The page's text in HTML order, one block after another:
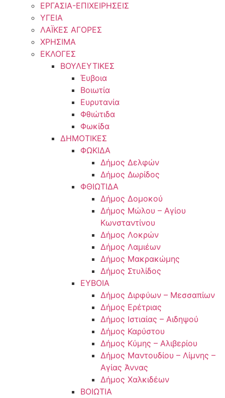
ΕΡΓΑΣΙΑ-ΕΠΙΧΕΙΡΗΣΕΙΣ
ΥΓΕΙΑ
ΛΑΪΚΕΣ ΑΓΟΡΕΣ
ΧΡΗΣΙΜΑ
ΕΚΛΟΓΕΣ
ΒΟΥΛΕΥΤΙΚΕΣ
Έυβοια
Βοιωτία
Ευρυτανία
Φθιώτιδα
Φωκίδα
ΔΗΜΟΤΙΚΕΣ
ΦΩΚΙΔΑ
Δήμος Δελφών
Δήμος Δωρίδος
ΦΘΙΩΤΙΔΑ
Δήμος Δομοκού
Δήμος Μώλου – Αγίου
Κωνσταντίνου
Δήμος Λοκρών
Δήμος Λαμιέων
Δήμος Μακρακώμης
Δήμος Στυλίδος
ΕΥΒΟΙΑ
Δήμος Διρφύων – Μεσσαπίων
Δήμος Ερέτριας
Δήμος Ιστιαίας – Αιδηψού
Δήμος Καρύστου
Δήμος Κύμης – Αλιβερίου
Δήμος Μαντουδίου – Λίμνης –
Αγίας Άννας
Δήμος Χαλκιδέων
ΒΟΙΩΤΙΑ